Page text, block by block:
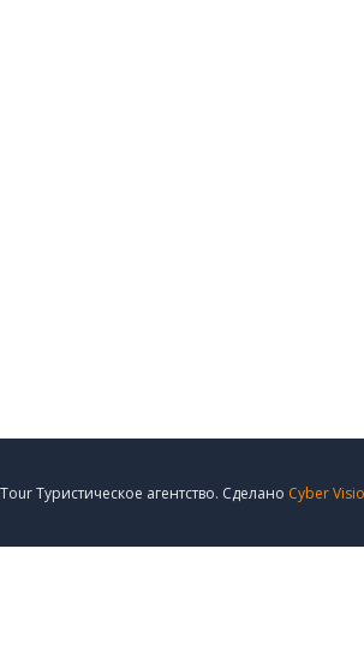
Туристическое агентство. Сделано Cyber